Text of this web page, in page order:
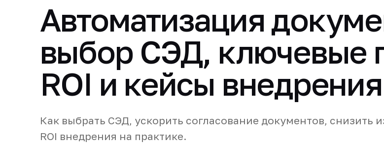
Автоматизация
выбор СЭД, ключевые
ROI и кейсы внедрения
Как выбрать СЭД, ускорить согласование документов, снизить
ROI внедрения на практике.